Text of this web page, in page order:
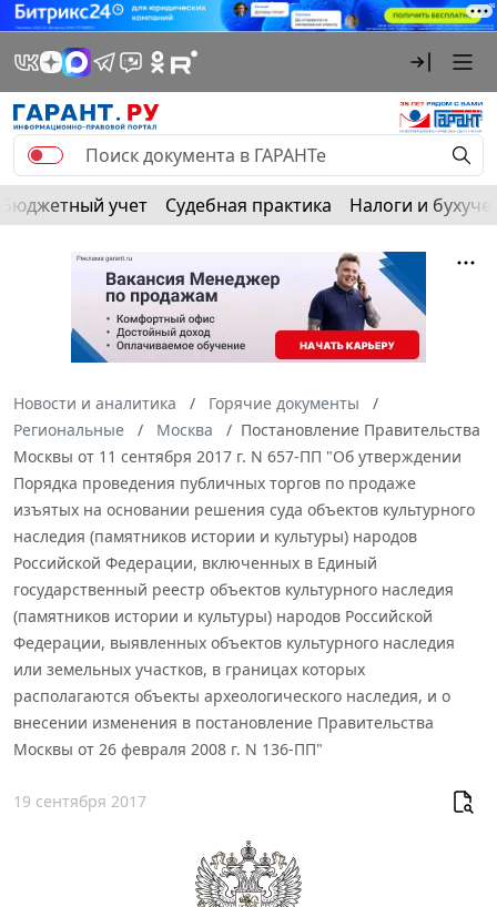
Бюджетный учет Судебная практика Налоги и
Новости и аналитика
Горячие документы
Региональные
Москва
Постановление Правительства
Москвы от 11 сентября 2017 г. N 657-ПП "Об утверждении
Порядка проведения публичных торгов по продаже
изъятых на основании решения суда объектов культурного
наследия (памятников истории и культуры) народов
Российской Федерации, включенных в Единый
государственный реестр объектов культурного наследия
(памятников истории и культуры) народов Российской
Федерации, выявленных объектов культурного наследия
или земельных участков, в границах которых
располагаются объекты археологического наследия, и о
внесении изменения в постановление Правительства
Москвы от 26 февраля 2008 г. N 136-ПП"
19 сентября 2017